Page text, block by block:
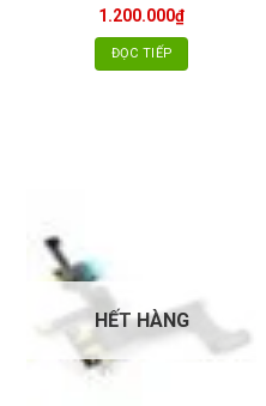
1.200.000₫
ĐỌC TIẾP
HẾT HÀNG